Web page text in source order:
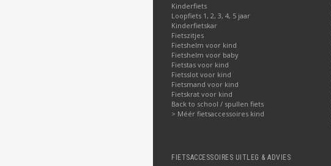
Kinderfiets
Loopfiets 1, 2, 3, 4, 5 jaar
Kinderfietskar
Fietszitjes
Fietshelm voor kind
Fietshelm voor baby
Fietstas voor kind
Fietsslot voor kind
Fietsmand voor kind
Fietskrat voor kind
Back to school / spullen fiets
> Méér fietsaccessoires kind
FIETSACCESSOIRES UITLEG & ADVIES